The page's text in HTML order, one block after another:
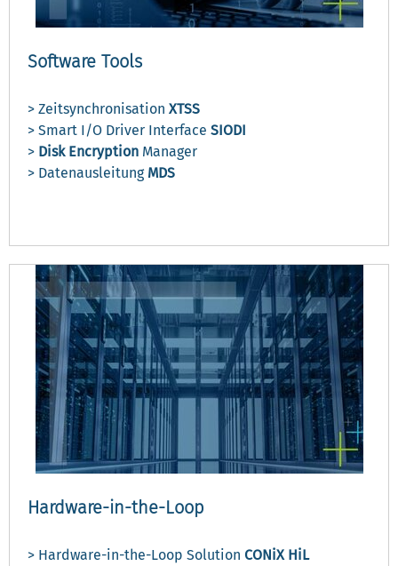
Software Tools
> Zeitsynchronisation XTSS
> Smart I/O Driver Interface SIODI
> Disk Encryption Manager
> Datenausleitung MDS
Hardware-in-the-Loop
> Hardware-in-the-Loop Solution CONiX HiL